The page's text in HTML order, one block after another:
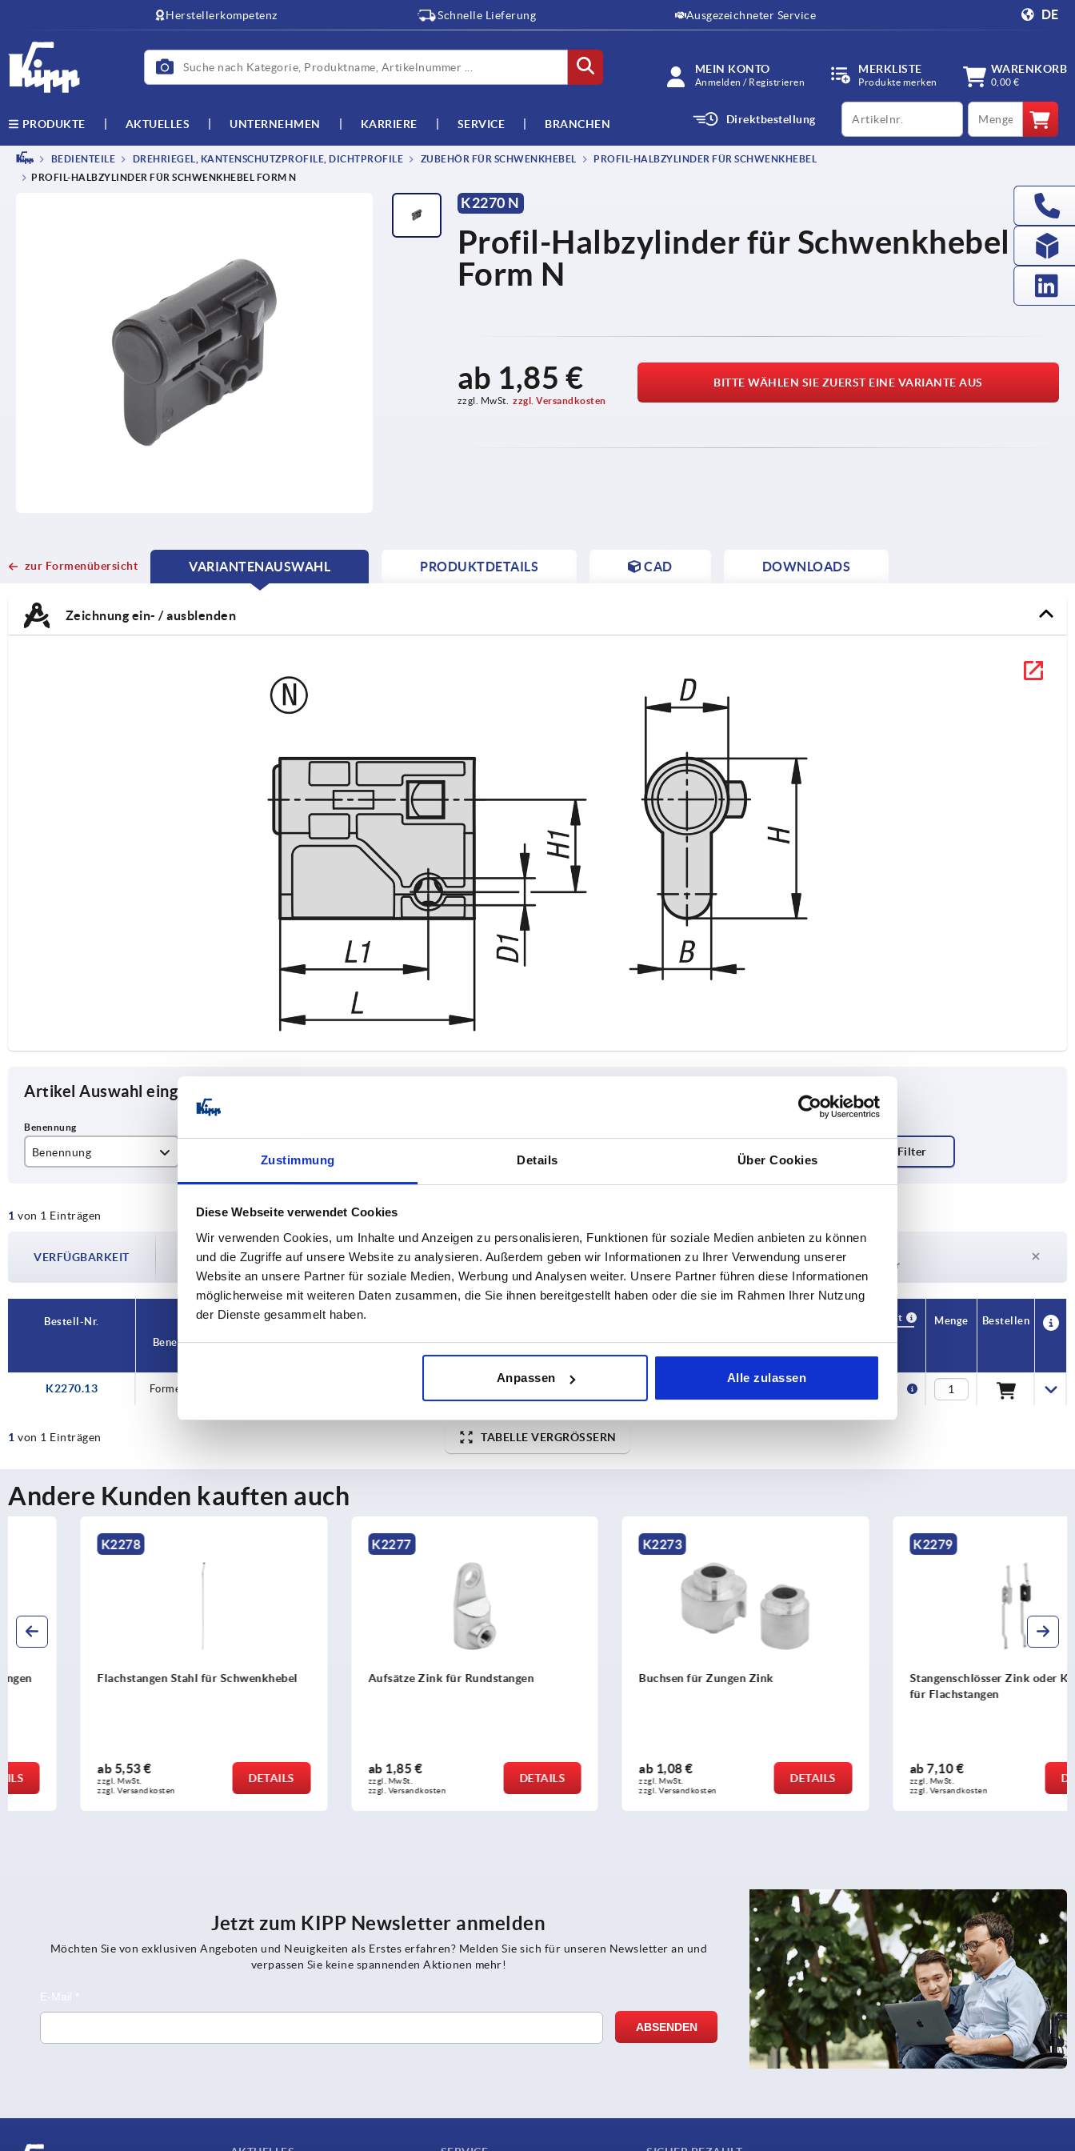
Zustimmung Details Über Cookies
Diese Webseite verwendet Cookies
Wir verwenden Cookies, um Inhalte und Anzeigen zu personalisieren, Funktionen für soziale Medien anbieten zu können
und die Zugriffe auf unsere Website zu analysieren. Außerdem geben wir Informationen zu Ihrer Verwendung unserer
Website an unsere Partner für soziale Medien, Werbung und Analysen weiter. Unsere Partner führen diese Informationen
möglicherweise mit weiteren Daten zusammen, die Sie ihnen bereitgestellt haben oder die sie im Rahmen Ihrer Nutzung
der Dienste gesammelt haben.
Anpassen Alle zulassen
Herstellerkompetenz Schnelle Lieferung Ausgezeichneter Service DE
MEIN KONTO
Anmelden / Registrieren
MERKLISTE
Produkte merken
WARENKORB
0,00 €
PRODUKTE AKTUELLES UNTERNEHMEN KARRIERE SERVICE BRANCHEN Direktbestellung
productCode qty
BEDIENTEILE DREHRIEGEL, KANTENSCHUTZPROFILE, DICHTPROFILE ZUBEHÖR FÜR SCHWENKHEBEL
PROFIL-HALBZYLINDER FÜR SCHWENKHEBEL
PROFIL-HALBZYLINDER FÜR SCHWENKHEBEL FORM N
K2270 N
Profil-Halbzylinder für Schwenkhebel
Form N
ab 1,85 €
zzgl. MwSt. zzgl. Versandkosten
BITTE WÄHLEN SIE ZUERST EINE VARIANTE AUS
zur Formenübersicht
VARIANTENAUSWAHL
CURRENT
CURRENT
PRODUKTDETAILS CAD DOWNLOADS
Zeichnung ein- / ausblenden
Artikel Auswahl eingrenzen
Benennung
Blindstopfen Polyamid GF30 N 10
1 von 1 Einträgen
VERFÜGBARKEIT
Die Verfügbarkeiten werden in regelmäßigen Abständen mehrmals täglich aktualisiert.
Im finalen Schritt vor Abschluss Ihrer Bestellung erfahren Sie das bestätigte
Versanddatum.
4-20 Tage
Derzeit nicht auf Lager
Bestell-Nr.
Benennung
Ausführung 1 Material Grundkörper Form B D D1 H H1 L L1
Verfügbarkeit
Menge Bestellen
K2270.13 Formeinsatz 1,85 €
1 von 1 Einträgen TABELLE VERGRÖSSERN
Andere Kunden kauften auch
Flachstangen Stahl für Schwenkhebel
ab
zzgl. Versandkosten
Aufsätze Zink für Rundstangen
ab
zzgl. Versandkosten
Buchsen für Zungen Zink
ab
zzgl. Versandkosten
Stangenschlösser Zink oder Kunststoff
für Flachstangen
ab
zzgl. Versandkosten
Jetzt zum KIPP Newsletter anmelden
Möchten Sie von exklusiven Angeboten und Neuigkeiten als Erstes erfahren? Melden Sie sich für unseren Newsletter an und
verpassen Sie keine spannenden Aktionen mehr!